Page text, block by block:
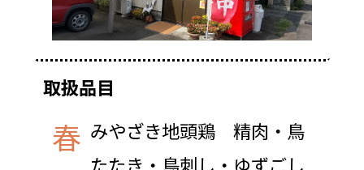
取扱品目
春 みやざき地頭鶏 精肉・鳥